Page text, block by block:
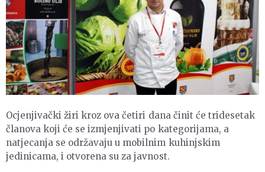
Ocjenjivački žiri kroz ova četiri dana činit će tridesetak
članova koji će se izmjenjivati po kategorijama, a
natjecanja se održavaju u mobilnim kuhinjskim
jedinicama, i otvorena su za javnost.